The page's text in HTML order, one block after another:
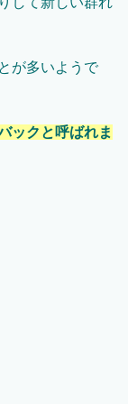
が多いようで
ックと呼ばれま